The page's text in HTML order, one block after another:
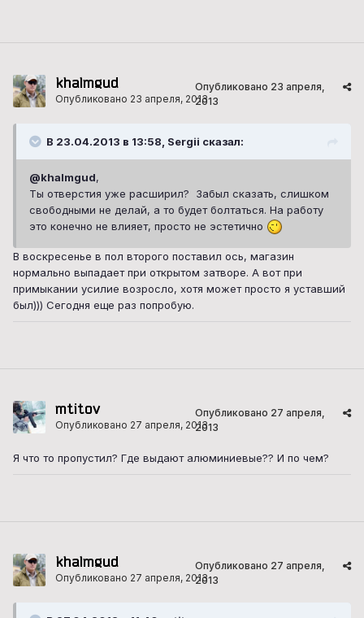
khalmgud
Опубликовано 23 апреля, 2013
Опубликовано 23 апреля,
2013
В 23.04.2013 в 13:58, Sergii сказал:
@khalmgud,
Ты отверстия уже расширил? Забыл сказать, слишком
свободными не делай, а то будет болтаться. На работу
это конечно не влияет, просто не эстетично
В воскресенье в пол второго поставил ось, магазин
нормально выпадает при открытом затворе. А вот при
примыкании усилие возросло, хотя может просто я уставший
был))) Сегодня еще раз попробую.
mtitov
Опубликовано 27 апреля, 2013
Опубликовано 27 апреля,
2013
Я что то пропустил? Где выдают алюминиевые?? И по чем?
khalmgud
Опубликовано 27 апреля, 2013
Опубликовано 27 апреля,
2013